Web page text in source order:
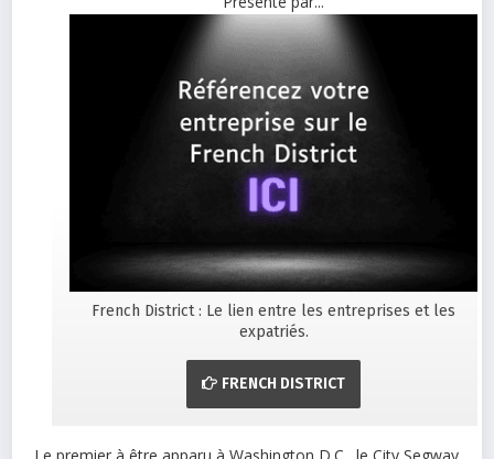
French District : Le lien entre les entreprises et les
expatriés.
FRENCH DISTRICT